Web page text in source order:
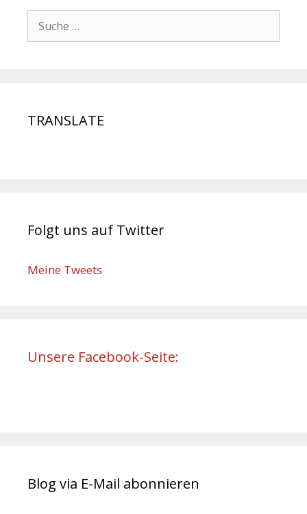
TRANSLATE
Folgt uns auf Twitter
Meine Tweets
Unsere Facebook-Seite:
Blog via E-Mail abonnieren